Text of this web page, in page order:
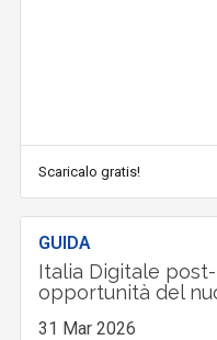
Scaricalo gratis!
GUIDA
Italia Digitale post-
opportunità del
31 Mar 2026